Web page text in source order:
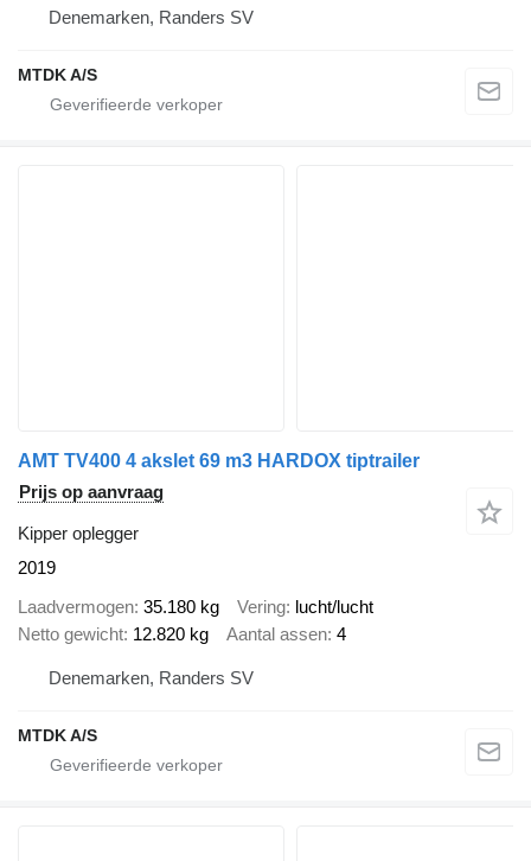
Denemarken, Randers SV
MTDK A/S
AMT TV400 4 akslet 69 m3 HARDOX tiptrailer
Prijs op aanvraag
Kipper oplegger
2019
Laadvermogen 35.180 kg Vering lucht/lucht
Netto gewicht 12.820 kg Aantal assen 4
Denemarken, Randers SV
MTDK A/S